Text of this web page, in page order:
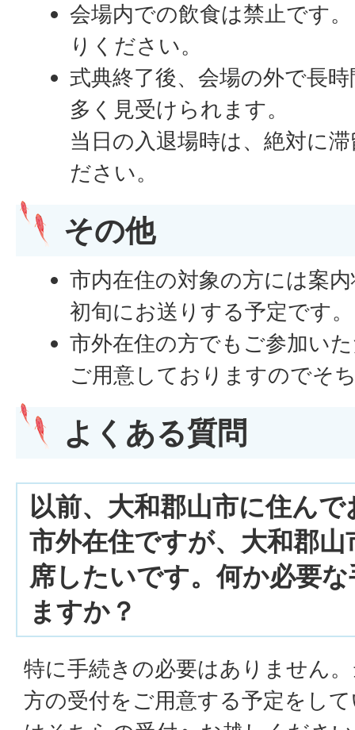
会場内での飲食は禁止です
りください。
式典終了後、会場の外で長
多く見受けられます。
当日の入退場時は、絶対に
ださい。
その他
市内在住の対象の方には案
初旬にお送りする予定です。
市外在住の方でもご参加い
ご用意しておりますのでそ
よくある質問
以前、大和郡山市に住ん
市外在住ですが、大和郡
席したいです。何か必要
ますか？
特に手続きの必要はありません
方の受付をご用意する予定をし